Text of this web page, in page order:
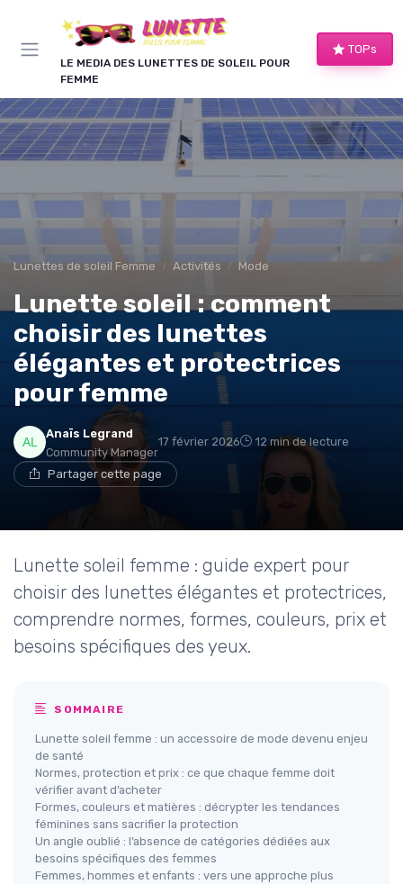
LE MEDIA DES LUNETTES DE SOLEIL POUR
FEMME
TOPs
Lunettes de soleil Femme Activités Mode
Lunette soleil : comment
choisir des lunettes
élégantes et protectrices
pour femme
Anaïs Legrand
Community Manager
17 février 2026 12 min de lecture
Partager cette page
Lunette soleil femme : guide expert pour
choisir des lunettes élégantes et protectrices,
comprendre normes, formes, couleurs, prix et
besoins spécifiques des yeux.
SOMMAIRE
Lunette soleil femme : un accessoire de mode devenu enjeu
de santé
Normes, protection et prix : ce que chaque femme doit
vérifier avant d’acheter
Formes, couleurs et matières : décrypter les tendances
féminines sans sacrifier la protection
Un angle oublié : l’absence de catégories dédiées aux
besoins spécifiques des femmes
Femmes, hommes et enfants : vers une approche plus